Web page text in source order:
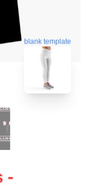
blank template
-